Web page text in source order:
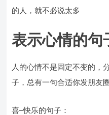
的人，就不必说太多
表示心情的句
人的心情不是固定不变的，
子，总有一句合适你发朋友
喜–快乐的句子：